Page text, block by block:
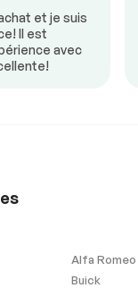
et je suis
Il est
avec
Alfa Romeo
Buick